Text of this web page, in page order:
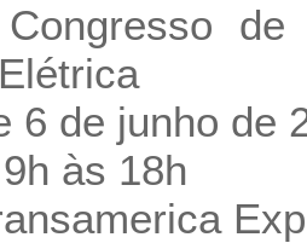
de
6 de junho de
às 18h